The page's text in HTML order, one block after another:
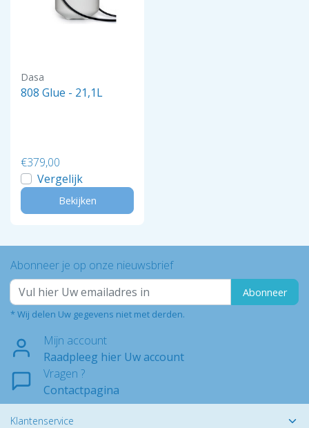
Dasa
808 Glue - 21,1L
€379,00
Vergelijk
Bekijken
Abonneer je op onze nieuwsbrief
Abonneer
* Wij delen Uw gegevens niet met derden.
Mijn account
Raadpleeg hier Uw account
Vragen ?
Contactpagina
Klantenservice